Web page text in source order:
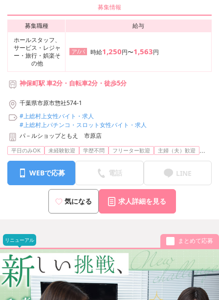
募集情報
募集職種
給与
ホールスタッフ、
サービス・レジャ
ー・旅行・娯楽そ
の他
ア/パ 時給1,250円〜1,563円
神保町駅 車2分・自転車2分・徒歩5分
【利用可能な路線】
・都営新宿線 神保町駅
・東京メトロ半蔵門線 神保町駅
千葉県市原市惣社574-1
#上総村上女性バイト・求人
#上総村上パチンコ・スロット女性バイト・求人
パ－ルショップともえ 市原店
平日のみOK 未経験歓迎 学歴不問 フリーター歓迎 主婦（夫）歓迎 ...
WEBで応募 電話 LINE
気になる 求人詳細を見る
リニューアル まとめて応募